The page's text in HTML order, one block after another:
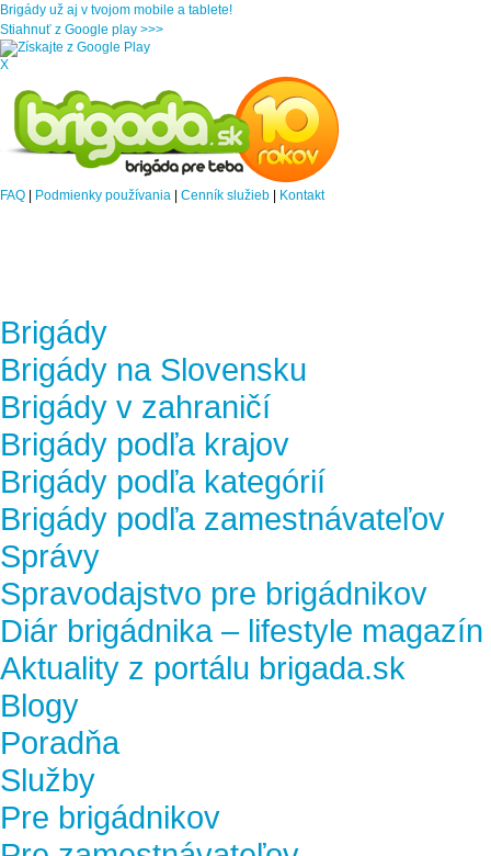
Brigády už aj v tvojom mobile a tablete!
Stiahnuť z Google play >>>
X
FAQ Podmienky používania Cenník služieb Kontakt
Brigády
Brigády na Slovensku
Brigády v zahraničí
Brigády podľa krajov
Brigády podľa kategórií
Brigády podľa zamestnávateľov
Správy
Spravodajstvo pre brigádnikov
Diár brigádnika – lifestyle magazín
Aktuality z portálu brigada.sk
Blogy
Poradňa
Služby
Pre brigádnikov